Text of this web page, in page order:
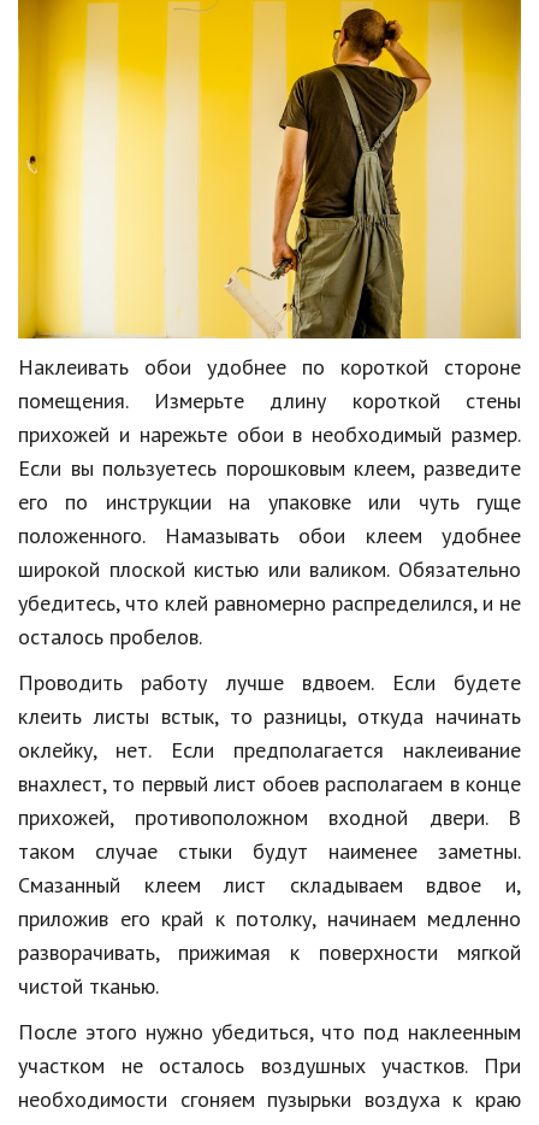
Семья и дети
Путешествия
Строительство
Культура и общество
Хобби и развлечения
Финансы
Юриспруденция
Природа
Образование
Наука и технологии
Наклеивать обои удобнее по короткой стороне
помещения. Измерьте длину короткой стены
прихожей и нарежьте обои в необходимый размер.
Если вы пользуетесь порошковым клеем, разведите
его по инструкции на упаковке или чуть гуще
положенного. Намазывать обои клеем удобнее
широкой плоской кистью или валиком. Обязательно
убедитесь, что клей равномерно распределился, и не
осталось пробелов.
Проводить работу лучше вдвоем. Если будете
клеить листы встык, то разницы, откуда начинать
оклейку, нет. Если предполагается наклеивание
внахлест, то первый лист обоев располагаем в конце
прихожей, противоположном входной двери. В
таком случае стыки будут наименее заметны.
Смазанный клеем лист складываем вдвое и,
приложив его край к потолку, начинаем медленно
разворачивать, прижимая к поверхности мягкой
чистой тканью.
После этого нужно убедиться, что под наклеенным
участком не осталось воздушных участков. При
необходимости сгоняем пузырьки воздуха к краю